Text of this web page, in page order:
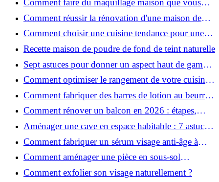
Comment faire du maquillage maison que vous
utiliserez vraiment ?
Comment réussir la rénovation d'une maison de
ville en 2026 ?
Comment choisir une cuisine tendance pour une
rénovation en 2026 ?
Recette maison de poudre de fond de teint naturelle
Sept astuces pour donner un aspect haut de gamme
à votre cuisine
Comment optimiser le rangement de votre cuisine
et gagner de la place ?
Comment fabriquer des barres de lotion au beurre
de karité ?
Comment rénover un balcon en 2026 : étapes,
budget et matériaux ?
Aménager une cave en espace habitable : 7 astuces
essentielles
Comment fabriquer un sérum visage anti-âge à
l'huile de rose musquée ?
Comment aménager une pièce en sous-sol
efficacement ?
Comment exfolier son visage naturellement ?